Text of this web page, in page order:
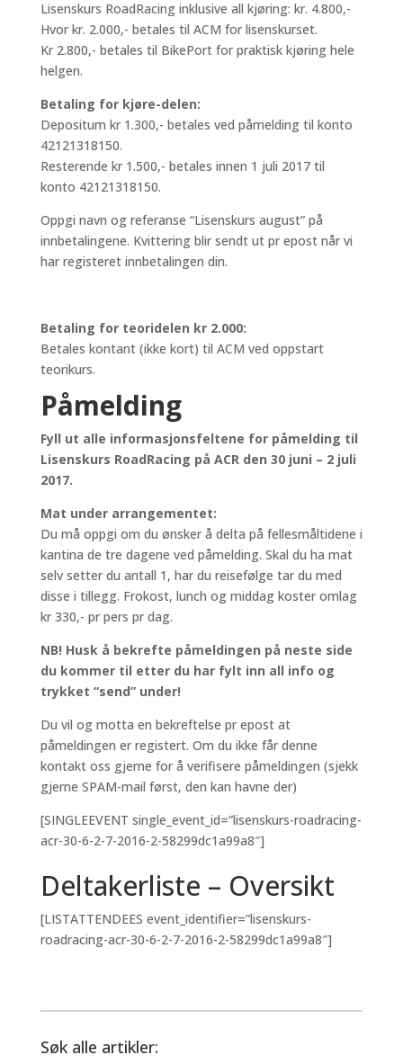
Lisenskurs RoadRacing inklusive all kjøring: kr. 4.800,-
Hvor kr. 2.000,- betales til ACM for lisenskurset.
Kr 2.800,- betales til BikePort for praktisk kjøring hele
helgen.
Betaling for kjøre-delen:
Depositum kr 1.300,- betales ved påmelding til konto
42121318150.
Resterende kr 1.500,- betales innen 1 juli 2017 til
konto 42121318150.
Oppgi navn og referanse “Lisenskurs august” på
innbetalingene. Kvittering blir sendt ut pr epost når vi
har registeret innbetalingen din.
Betaling for teoridelen kr 2.000:
Betales kontant (ikke kort) til ACM ved oppstart
teorikurs.
Påmelding
Fyll ut alle informasjonsfeltene for påmelding til
Lisenskurs RoadRacing på ACR den 30 juni – 2 juli
2017.
Mat under arrangementet:
Du må oppgi om du ønsker å delta på fellesmåltidene i
kantina de tre dagene ved påmelding. Skal du ha mat
selv setter du antall 1, har du reisefølge tar du med
disse i tillegg. Frokost, lunch og middag koster omlag
kr 330,- pr pers pr dag.
NB! Husk å bekrefte påmeldingen på neste side
du kommer til etter du har fylt inn all info og
trykket “send” under!
Du vil og motta en bekreftelse pr epost at
påmeldingen er registert. Om du ikke får denne
kontakt oss gjerne for å verifisere påmeldingen (sjekk
gjerne SPAM-mail først, den kan havne der)
[SINGLEEVENT single_event_id=”lisenskurs-roadracing-
acr-30-6-2-7-2016-2-58299dc1a99a8″]
Deltakerliste – Oversikt
[LISTATTENDEES event_identifier=”lisenskurs-
roadracing-acr-30-6-2-7-2016-2-58299dc1a99a8″]
Søk alle artikler: